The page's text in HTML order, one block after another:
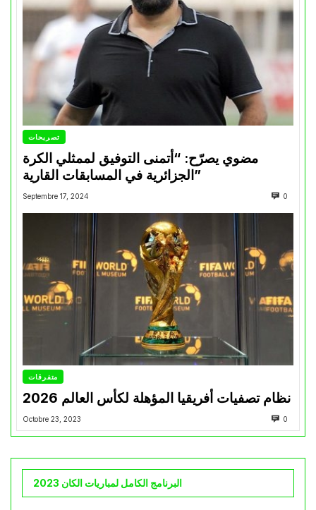
تصريحات
مضوي يصرّح: “أتمنى التوفيق لممثلي الكرة
الجزائرية في المسابقات القارية”
Septembre 17, 2024 0
متفرقات
نظام تصفيات أفريقيا المؤهلة لكأس العالم 2026
Octobre 23, 2023 0
البرنامج الكامل لمباريات الكان 2023